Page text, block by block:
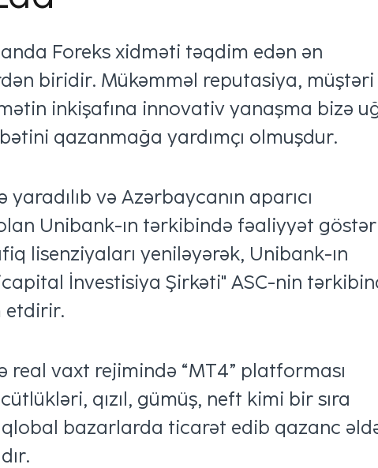
Foreks xidməti təqdim edən ən
biridir. Mükəmməl reputasiya, müştəri
inkişafına innovativ yanaşma bizə
qazanmağa yardımçı olmuşdur.
yaradılıb və Azərbaycanın aparıcı
Unibank-ın tərkibində fəaliyyət
lisenziyaları yeniləyərək, Unibank-ın
İnvestisiya Şirkəti" ASC-nin
etdirir.
real vaxt rejimində “MT4” platforması
qızıl, gümüş, neft kimi bir sıra
bazarlarda ticarət edib qazanc